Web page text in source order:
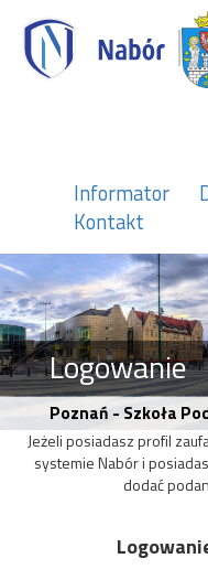
Informator
Kontakt
Logowanie
Poznań - Szkoła
Jeżeli posiadasz profil
systemie Nabór i
dodać